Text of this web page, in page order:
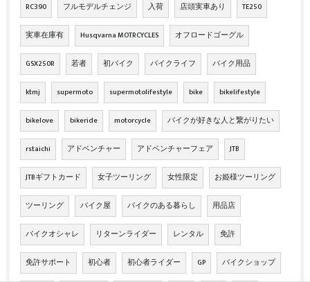
RC390 フルモデルチェンジ 入荷 店頭実車あり TE250
実車在庫有 Husqvarna MOTRCYCLES オフロードゴーグル
GSX250R 若者 初バイク バイクライフ バイク用品
ktmj supermoto supermotolifestyle bike bikelifestyle
bikelove bikeride motorcycle バイクが好きな人と繋がりたい
rstaichi アドベンチャー アドベンチャーフェア JTB
JTBギフトカード 女子ツーリング 女性限定 お姫様ツーリング
ツーリング バイク屋 バイクのある暮らし 用品店
バイクオシャレ リターンライダー レンタル 免許
免許サポート 初心者 初心者ライダー GP バイクショップ